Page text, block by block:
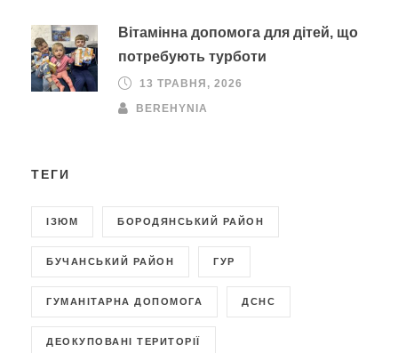
Вітамінна допомога для дітей, що
потребують турботи
13 ТРАВНЯ, 2026
BEREHYNIA
ТЕГИ
ІЗЮМ БОРОДЯНСЬКИЙ РАЙОН
БУЧАНСЬКИЙ РАЙОН ГУР
ГУМАНІТАРНА ДОПОМОГА ДСНС
ДЕОКУПОВАНІ ТЕРИТОРІЇ